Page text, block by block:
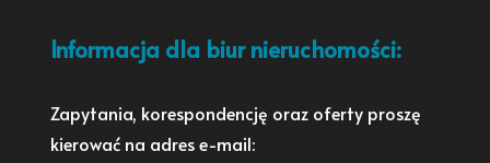
Informacja dla biur nieruchomości:
Zapytania, korespondencję oraz oferty proszę
kierować na adres e-mail: